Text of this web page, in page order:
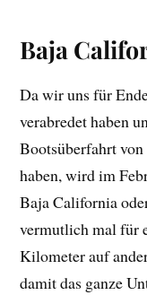
Baja
Da wir uns für
verabredet haben
Bootsüberfahrt
haben, wird im
Baja California
vermutlich mal für
Kilometer auf
damit das ganze